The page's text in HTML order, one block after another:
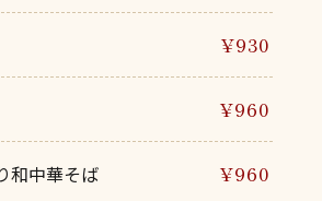
¥930
¥960
和中華そば ¥960